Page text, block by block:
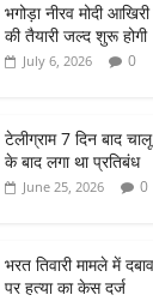
भगोड़ा नीरव मोदी
की तैयारी जल्द शुरू होगी
July 6, 2026 0
टेलीग्राम 7 दिन बाद
के बाद लगा था प्रतिबंध
June 25, 2026 0
भरत तिवारी मामले में
पर हत्या का केस दर्ज